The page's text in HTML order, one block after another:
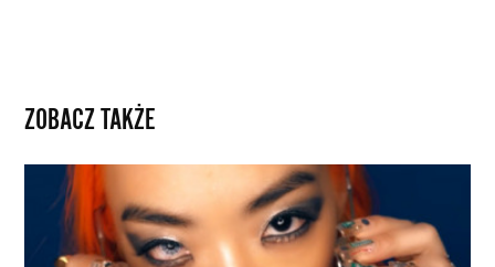
ZOBACZ TAKŻE
Muzyczne
przewidywania,